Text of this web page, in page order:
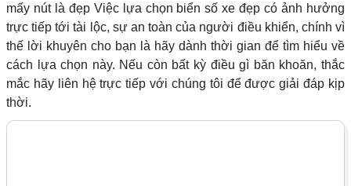
mấy nút là đẹp Việc lựa chọn biển số xe đẹp có ảnh hưởng
trực tiếp tới tài lộc, sự an toàn của người điều khiển, chính vì
thế lời khuyên cho bạn là hãy dành thời gian để tìm hiểu về
cách lựa chọn này. Nếu còn bất kỳ điều gì băn khoăn, thắc
mắc hãy liên hệ trực tiếp với chúng tôi để được giải đáp kịp
thời.